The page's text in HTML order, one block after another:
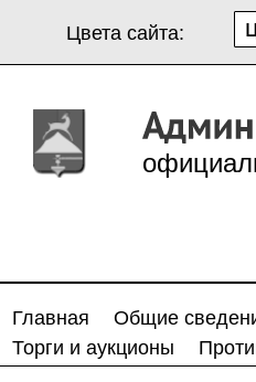
Цвета сайта:
Главная Общие
Торги и аукционы